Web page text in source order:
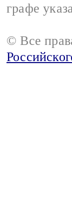
графе
© Все